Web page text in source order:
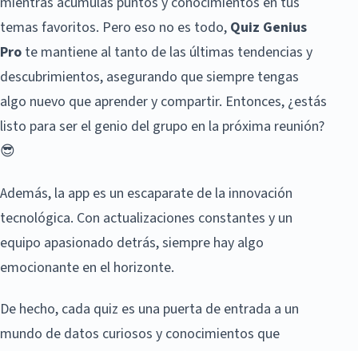
temas favoritos. Pero eso no es todo, Quiz Genius
Pro te mantiene al tanto de las últimas tendencias y
descubrimientos, asegurando que siempre tengas
algo nuevo que aprender y compartir. Entonces, ¿estás
listo para ser el genio del grupo en la próxima reunión?
😎
Además, la app es un escaparate de la innovación
tecnológica. Con actualizaciones constantes y un
equipo apasionado detrás, siempre hay algo
emocionante en el horizonte.
De hecho, cada quiz es una puerta de entrada a un
mundo de datos curiosos y conocimientos que